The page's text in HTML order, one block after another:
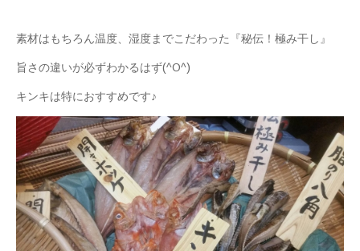
素材はもちろん温度、湿度までこだわった『秘伝！極み干し』
旨さの違いが必ずわかるはず(^O^)
キンキは特におすすめです♪